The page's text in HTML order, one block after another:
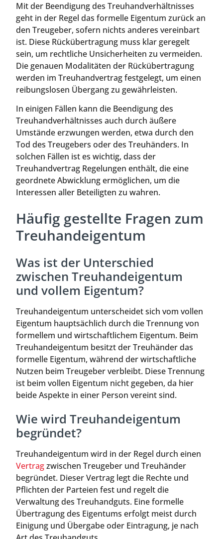
Mit der Beendigung des Treuhandverhältnisses
geht in der Regel das formelle Eigentum zurück an
den Treugeber, sofern nichts anderes vereinbart
ist. Diese Rückübertragung muss klar geregelt
sein, um rechtliche Unsicherheiten zu vermeiden.
Die genauen Modalitäten der Rückübertragung
werden im Treuhandvertrag festgelegt, um einen
reibungslosen Übergang zu gewährleisten.
In einigen Fällen kann die Beendigung des
Treuhandverhältnisses auch durch äußere
Umstände erzwungen werden, etwa durch den
Tod des Treugebers oder des Treuhänders. In
solchen Fällen ist es wichtig, dass der
Treuhandvertrag Regelungen enthält, die eine
geordnete Abwicklung ermöglichen, um die
Interessen aller Beteiligten zu wahren.
Häufig gestellte Fragen zum
Treuhandeigentum
Was ist der Unterschied
zwischen Treuhandeigentum
und vollem Eigentum?
Treuhandeigentum unterscheidet sich vom vollen
Eigentum hauptsächlich durch die Trennung von
formellem und wirtschaftlichem Eigentum. Beim
Treuhandeigentum besitzt der Treuhänder das
formelle Eigentum, während der wirtschaftliche
Nutzen beim Treugeber verbleibt. Diese Trennung
ist beim vollen Eigentum nicht gegeben, da hier
beide Aspekte in einer Person vereint sind.
Wie wird Treuhandeigentum
begründet?
Treuhandeigentum wird in der Regel durch einen
Vertragzwischen Treugeber und Treuhänder
begründet. Dieser Vertrag legt die Rechte und
Pflichten der Parteien fest und regelt die
Verwaltung des Treuhandguts. Eine formelle
Übertragung des Eigentums erfolgt meist durch
Einigung und Übergabe oder Eintragung, je nach